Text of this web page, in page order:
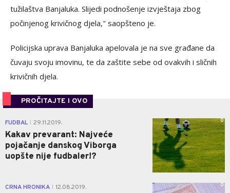
tužilaštva Banjaluka. Slijedi podnošenje izvještaja zbog
počinjenog krivičnog djela," saopšteno je.
Policijska uprava Banjaluka apelovala je na sve građane da
čuvaju svoju imovinu, te da zaštite sebe od ovakvih i sličnih
krivičnih djela.
PROČITAJTE I OVO
FUDBAL 29.11.2019.
Kakav prevarant: Najveće
pojačanje danskog Viborga
uopšte nije fudbaler!?
0
CRNA HRONIKA 12.08.2019. 0